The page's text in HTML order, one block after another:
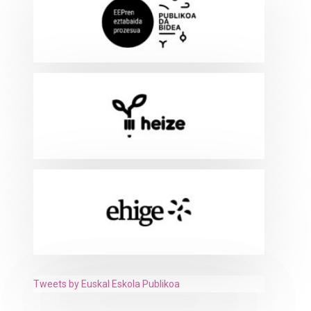
Tweets by Euskal Eskola Publikoa